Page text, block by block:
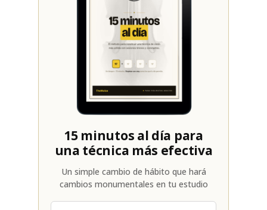
15 minutos al día para
una técnica más efectiva
Un simple cambio de hábito que hará
cambios monumentales en tu estudio